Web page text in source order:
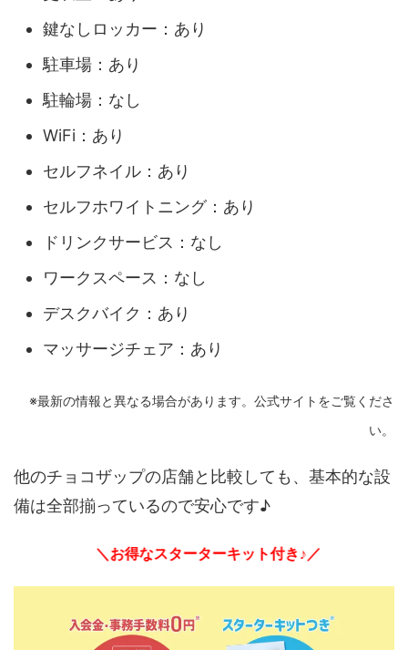
鍵なしロッカー：あり
駐車場：あり
駐輪場：なし
WiFi：あり
セルフネイル：あり
セルフホワイトニング：あり
ドリンクサービス：なし
ワークスペース：なし
デスクバイク：あり
マッサージチェア：あり
※最新の情報と異なる場合があります。公式サイトをご覧くださ
い。
他のチョコザップの店舗と比較しても、基本的な設
備は全部揃っているので安心です♪
＼お得なスターターキット付き♪／